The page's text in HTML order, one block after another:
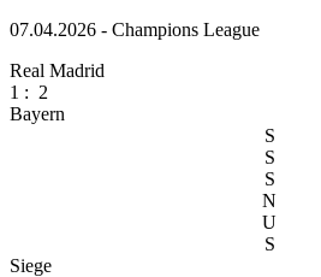
07.04.2026 - Champions League
Real Madrid
1 : 2
Bayern
S
S
S
N
U
S
Siege